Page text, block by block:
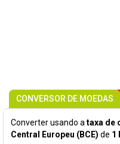
CONVERSOR DE MOEDAS
Converter usando a taxa de
Central Europeu (BCE) de 1